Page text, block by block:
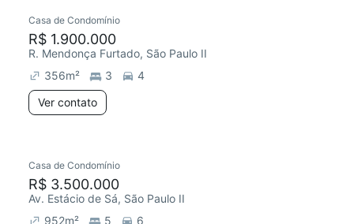
Casa de Condomínio
R$ 1.900.000
R. Mendonça Furtado, São Paulo II
356m² 3
4
Ver contato
Casa de Condomínio
R$ 3.500.000
Av. Estácio de Sá, São Paulo II
952m² 5 6